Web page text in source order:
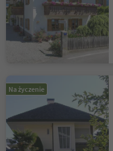
Na życzenie